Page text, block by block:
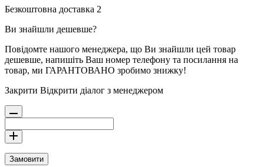
Безкоштовна доставка 2
Ви знайшли дешевше?
Повідомте нашого менеджера, що Ви знайшли цей товар
дешевше, напишіть Ваш номер телефону та посилання на
товар, ми ГАРАНТОВАНО зробимо знижку!
Закрити Відкрити діалог з менеджером
Замовити